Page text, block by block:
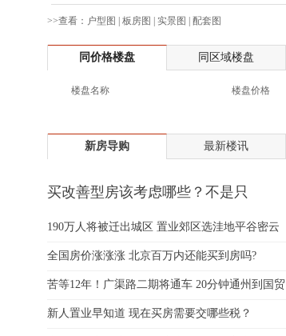
胡先生:150****0731
蒋女士:186****7681
杨先生:134****5158
章先生:159****7226
林女士:136****3668
谢女士:135****3735
魏女士:138****0324
韩女士:158****2390
蔡女士:138****2322
>>查看： 户型图 | 板房图 | 实景图 | 配套图
同价格楼盘 同区域楼盘
楼盘名称 楼盘价格
新房导购 最新楼讯
买改善型房该考虑哪些？不是只
190万人将被迁出城区 置业郊区选洼地平谷密云
全国房价涨涨涨 北京百万内还能买到房吗?
苦等12年！广渠路二期将通车 20分钟通州到国贸
新人置业早知道 现在买房需要交哪些税？